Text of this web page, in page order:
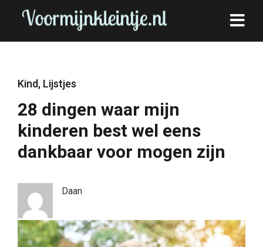
Kind, Lijstjes
28 dingen waar mijn
kinderen best wel eens
dankbaar voor mogen zijn
Daan